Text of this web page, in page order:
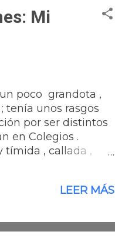
Mi
poco grandota ,
tenía unos rasgos
por ser distintos
en Colegios .
tímida , callada ,
todo lo que yo
mi misión en mi
LEER MÁS